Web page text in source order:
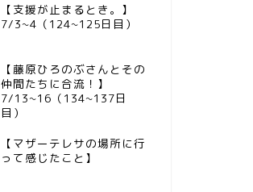
【支援が止まるとき。】
7/3~4（124~125日目）
【藤原ひろのぶさんとその
仲間たちに合流！】
7/13~16（134~137日
目）
【マザーテレサの場所に行
って感じたこと】